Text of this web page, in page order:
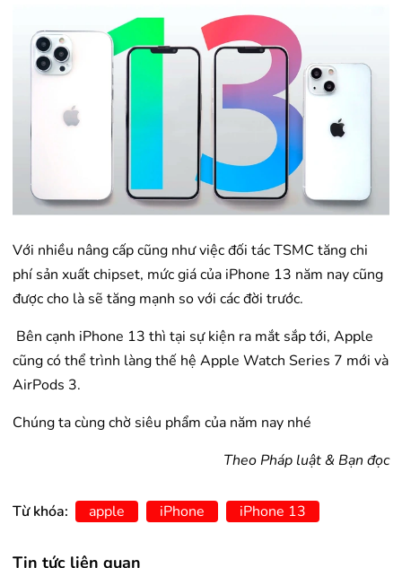
Với nhiều nâng cấp cũng như việc đối tác TSMC tăng chi
phí sản xuất chipset, mức giá của iPhone 13 năm nay cũng
được cho là sẽ tăng mạnh so với các đời trước.
Bên cạnh iPhone 13 thì tại sự kiện ra mắt sắp tới, Apple
cũng có thể trình làng thế hệ Apple Watch Series 7 mới và
AirPods 3.
Chúng ta cùng chờ siêu phẩm của năm nay nhé
Theo Pháp luật & Bạn đọc
Từ khóa: apple iPhone iPhone 13
Tin tức liên quan